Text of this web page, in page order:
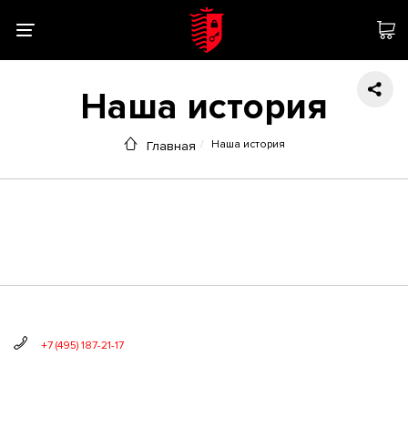
Наша история
Главная Наша история
+7 (495) 187-21-17